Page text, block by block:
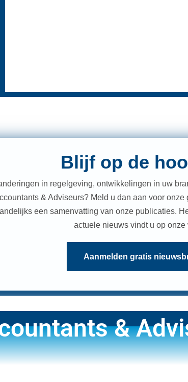
Blijf op de
in regelgeving, ontwikkelingen in uw
& Adviseurs? Meld u dan aan voor onze
een samenvatting van onze publicaties.
actuele nieuws vindt u op onze
Aanmelden gratis
&